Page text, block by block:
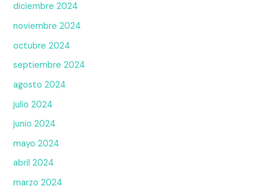
diciembre 2024
noviembre 2024
octubre 2024
septiembre 2024
agosto 2024
julio 2024
junio 2024
mayo 2024
abril 2024
marzo 2024